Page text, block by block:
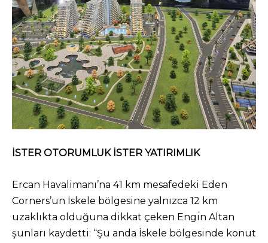
İSTER OTORUMLUK İSTER YATIRIMLIK
Ercan Havalimanı’na 41 km mesafedeki Eden
Corners’un İskele bölgesine yalnızca 12 km
uzaklıkta olduğuna dikkat çeken Engin Altan
şunları kaydetti: “Şu anda İskele bölgesinde konut